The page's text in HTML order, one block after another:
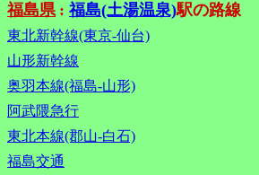
福島県 : 福島(土湯温泉)駅の路線
東北新幹線(東京-仙台)
山形新幹線
奥羽本線(福島-山形)
阿武隈急行
東北本線(郡山-白石)
福島交通